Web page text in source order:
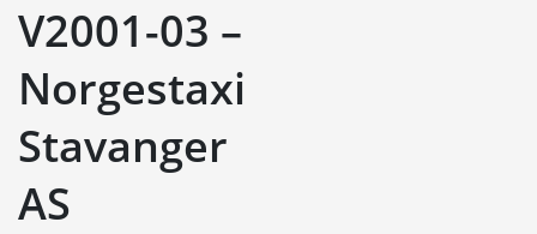
V2001-03 –
Norgestaxi
Stavanger
AS